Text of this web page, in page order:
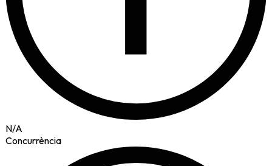
N/A
Concurrència